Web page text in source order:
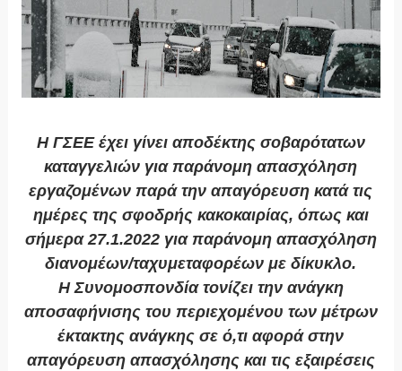
Η ΓΣΕΕ έχει γίνει αποδέκτης σοβαρότατων
καταγγελιών για παράνομη απασχόληση
εργαζομένων παρά την απαγόρευση κατά τις
ημέρες της σφοδρής κακοκαιρίας, όπως και
σήμερα 27.1.2022 για παράνομη απασχόληση
διανομέων/ταχυμεταφορέων με δίκυκλο.
Η Συνομοσπονδία τονίζει την ανάγκη
αποσαφήνισης του περιεχομένου των μέτρων
έκτακτης ανάγκης σε ό,τι αφορά στην
απαγόρευση απασχόλησης και τις εξαιρέσεις